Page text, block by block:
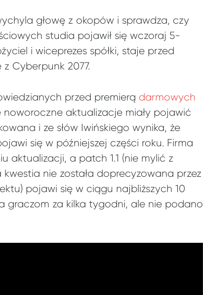
głowę z okopów i sprawdza, czy
studia pojawił się wczoraj 5-
i wiceprezes spółki, staje przed
Cyberpunk 2077.
przed premierą darmowych
aktualizacje miały pojawić
i ze słów Iwińskiego wynika, że
się w późniejszej części roku. Firma
aktualizacji, a patch 1.1 (nie mylić z
nie została doprecyzowana przez
pojawi się w ciągu najbliższych 10
graczom za kilka tygodni, ale nie podano